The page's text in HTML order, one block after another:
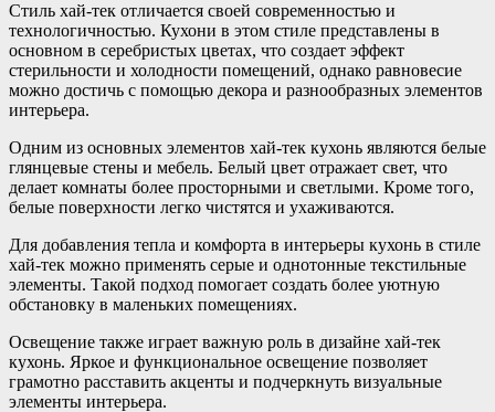
Стиль хай-тек отличается своей современностью и
технологичностью. Кухони в этом стиле представлены в
основном в серебристых цветах, что создает эффект
стерильности и холодности помещений, однако равновесие
можно достичь с помощью декора и разнообразных элементов
интерьера.
Одним из основных элементов хай-тек кухонь являются белые
глянцевые стены и мебель. Белый цвет отражает свет, что
делает комнаты более просторными и светлыми. Кроме того,
белые поверхности легко чистятся и ухаживаются.
Для добавления тепла и комфорта в интерьеры кухонь в стиле
хай-тек можно применять серые и однотонные текстильные
элементы. Такой подход помогает создать более уютную
обстановку в маленьких помещениях.
Освещение также играет важную роль в дизайне хай-тек
кухонь. Яркое и функциональное освещение позволяет
грамотно расставить акценты и подчеркнуть визуальные
элементы интерьера.